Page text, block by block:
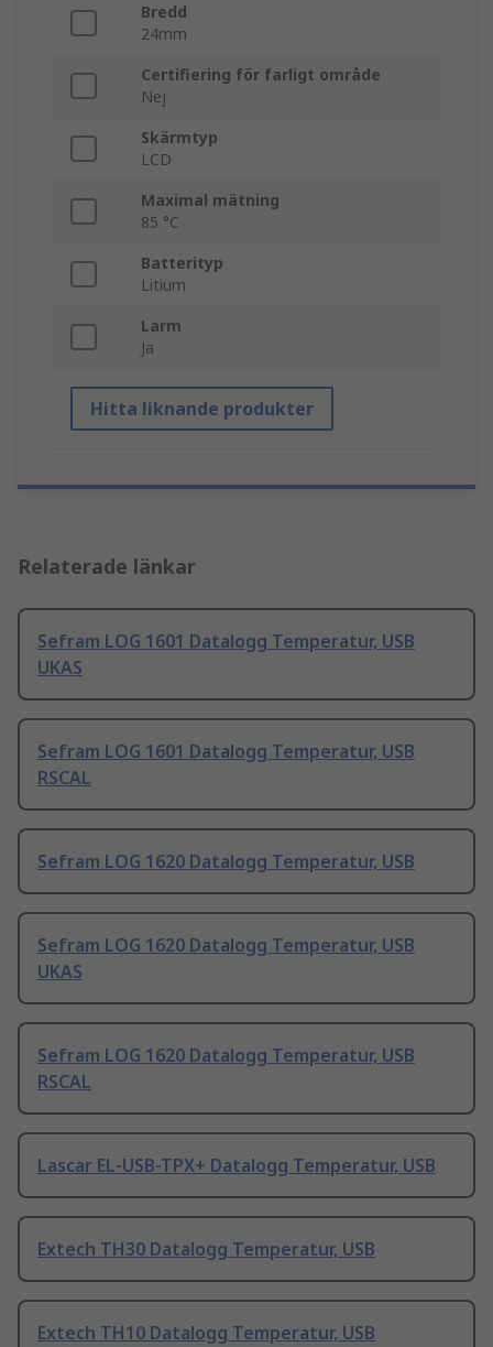
Bredd
24mm
Certifiering för farligt område
Nej
Skärmtyp
LCD
Maximal mätning
85 °C
Batterityp
Litium
Larm
Ja
Hitta liknande produkter
Relaterade länkar
Sefram LOG 1601 Datalogg Temperatur, USB
UKAS
Sefram LOG 1601 Datalogg Temperatur, USB
RSCAL
Sefram LOG 1620 Datalogg Temperatur, USB
Sefram LOG 1620 Datalogg Temperatur, USB
UKAS
Sefram LOG 1620 Datalogg Temperatur, USB
RSCAL
Lascar EL-USB-TPX+ Datalogg Temperatur, USB
Extech TH30 Datalogg Temperatur, USB
Extech TH10 Datalogg Temperatur, USB